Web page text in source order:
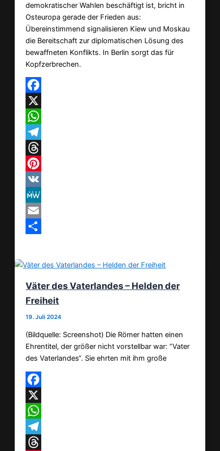
demokratischer Wahlen beschäftigt ist, bricht in
Osteuropa gerade der Frieden aus:
Übereinstimmend signalisieren Kiew und Moskau
die Bereitschaft zur diplomatischen Lösung des
bewaffneten Konflikts. In Berlin sorgt das für
Kopfzerbrechen.
Facebook
X
WhatsApp
Telegram
Threads
Pinterest
VK
MeWe
Email
Väter des Vaterlandes – Helden der
Freiheit
19. Juli 2024
(Bildquelle: Screenshot) Die Römer hatten einen
Ehrentitel, der größer nicht vorstellbar war: “Vater
des Vaterlandes“. Sie ehrten mit ihm große
Facebook
X
WhatsApp
Telegram